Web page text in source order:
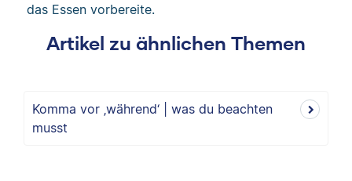
das Essen vorbereite.
Artikel zu ähnlichen Themen
Komma vor ‚während‘ | was du beachten
musst